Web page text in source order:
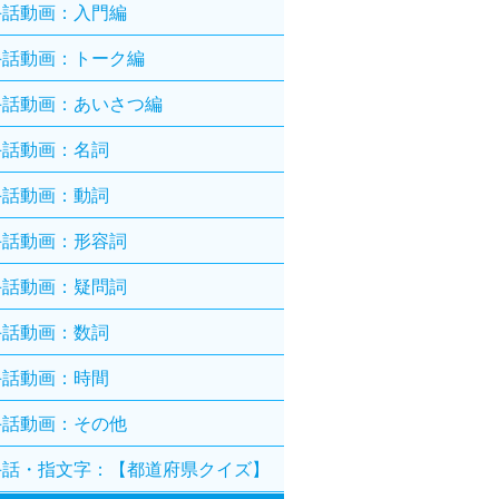
動画：入門編
動画：トーク編
動画：あいさつ編
動画：名詞
動画：動詞
動画：形容詞
動画：疑問詞
動画：数詞
動画：時間
動画：その他
・指文字：【都道府県クイズ】